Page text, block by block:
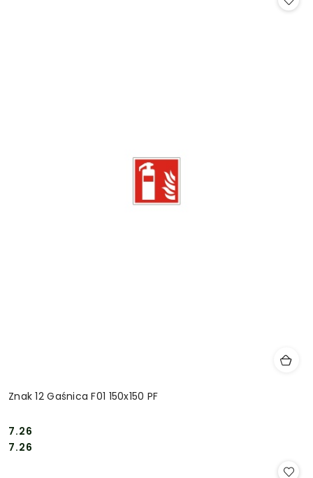
Znak 12 Gaśnica F01 150x150 PF
Cena:
7.26
Cena:
7.26